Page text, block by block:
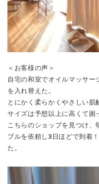
＜お客様の声＞
自宅の和室でオイルマッサー
を入れ替えた。
とにかく柔らかくやさしい
サイズは予想以上に高くて困
こちらのショップを見つけ
プルを依頼し3日ほどで到着
た。